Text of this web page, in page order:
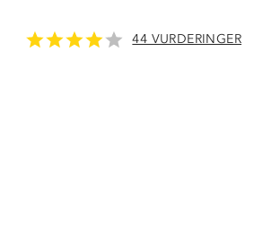
44 VURDERINGER